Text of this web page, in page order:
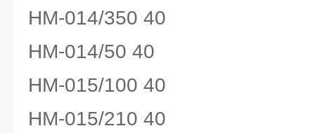
HM-014/350 40
HM-014/50 40
HM-015/100 40
HM-015/210 40